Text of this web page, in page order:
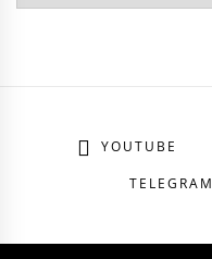
YOUTUBE
TELEGRAM